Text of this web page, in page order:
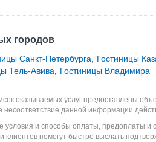
городов
Санкт-Петербурга
Гостиницы
Тель-Авива Гостиницы Владимира
оказываемых услуг предоставлены
несоответствие данной информации
условия и способы оплаты, предоплаты и
клиентов помогут быстро выслать